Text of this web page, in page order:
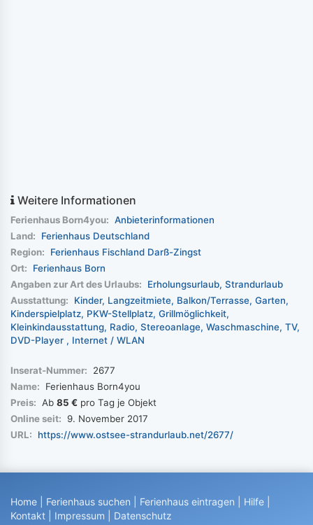
Weitere Informationen
Ferienhaus Born4you: Anbieterinformationen
Land:
Ferienhaus Deutschland
Region:
Ferienhaus Fischland Darß-Zingst
Ort:
Ferienhaus Born
Angaben zur Art des Urlaubs:
Erholungsurlaub Strandurlaub
Ausstattung:
Kinder Langzeitmiete Balkon/Terrasse Garten
Kinderspielplatz PKW-Stellplatz Grillmöglichkeit
Kleinkindausstattung Radio Stereoanlage Waschmaschine TV
DVD-Player
Internet / WLAN
Inserat-Nummer:
2677
Name:
Ferienhaus Born4you
Preis: Ab 85 € pro Tag je Objekt
Online seit:
9. November 2017
URL:
https://www.ostsee-strandurlaub.net/2677/
Home Ferienhaus suchen Ferienhaus eintragen Hilfe
Kontakt
Impressum
Datenschutz